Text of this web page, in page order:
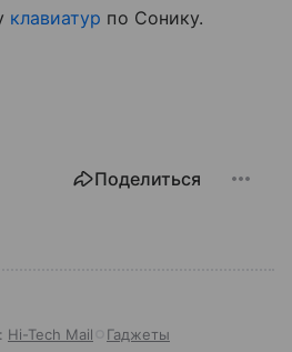
клавиатур по Сонику.
Поделиться
Hi-Tech Mail Гаджеты